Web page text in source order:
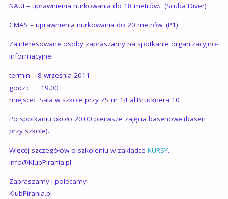
NAUI – uprawnienia nurkowania do 18 metrów. (Scuba Diver)
CMAS – uprawnienia nurkowania do 20 metrów. (P1)
Zainteresowane osoby zapraszamy na spotkanie organizacyjno-
informacyjne:
termin: 8 września 2011
godz.: 19.00
miejsce: Sala w szkole przy ZS nr 14 al.Brucknera 10
Po spotkaniu około 20.00 pierwsze zajęcia basenowe.(basen
przy szkole).
Więcej szczegółów o szkoleniu w zakładce KURSY.
info@KlubPirania.pl
Zapraszamy i polecamy
KlubPirania.pl